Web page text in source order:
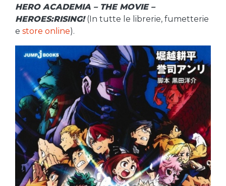
HERO ACADEMIA – THE MOVIE –
HEROES:RISING!(In tutte le librerie, fumetterie
e store online).